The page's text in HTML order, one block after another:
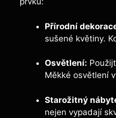
Přírodní
sušené květiny.
Osvětlení:
Měkké osvětlení
Starožitný
nejen vypadají